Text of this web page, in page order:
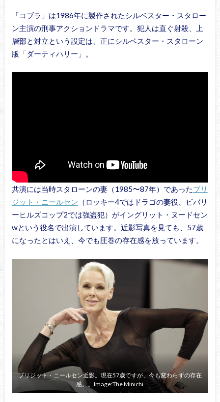
「コブラ」は1986年に製作されたシルベスター・スタロー
ン主演の刑事アクションドラマです。犯人は直ぐ射殺、上
層部と対立という設定は、正にシルベスター・スタローン
版「ダーティハリー」。
共演には当時スタローンの妻（1985〜87年）であったブリ
ジット・ニールセン （ロッキー4ではドラゴの妻役、ビバリ
ーヒルズコップ2では強盗犯）がイングリット・ヌードセン
wという役名で出演しています。近影写真を見ても、57歳
になったとはいえ、今でも圧巻の存在感を放っています。
ブリジット・ニールセン近影。現在57歳ですが、今も変わらずの存在
感。。Image:The Minichi